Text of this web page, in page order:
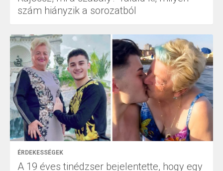
szám hiányzik a sorozatból
ÉRDEKESSÉGEK
A 19 éves tinédzser bejelentette, hogy egy